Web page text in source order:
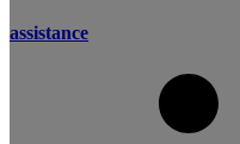
assistance